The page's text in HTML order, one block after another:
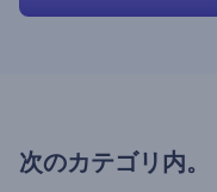
次のカテゴリ内。